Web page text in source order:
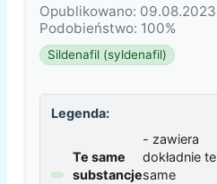
Opublikowano: 09.08.2023 |
Podobieństwo: 100%
Sildenafil (syldenafil)
Legenda:
Te same
substancje
- zawiera
dokładnie te
same